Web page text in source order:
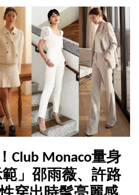
Club Monaco量身
」邵雨薇、許路